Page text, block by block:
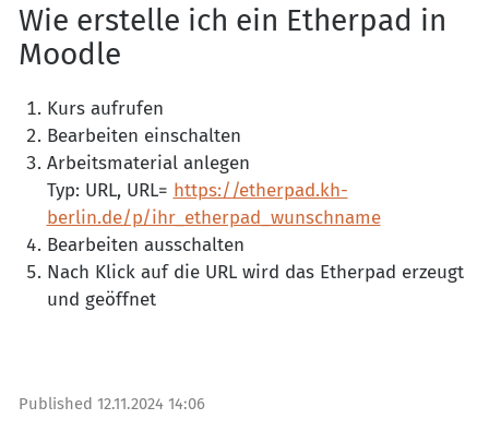
Wie erstelle ich ein Etherpad in
Moodle
Kurs aufrufen
Bearbeiten einschalten
Arbeitsmaterial anlegen
Typ: URL, URL= https://etherpad.kh-
berlin.de/p/ihr_etherpad_wunschname
Bearbeiten ausschalten
Nach Klick auf die URL wird das Etherpad erzeugt
und geöffnet
Published 12.11.2024 14:06